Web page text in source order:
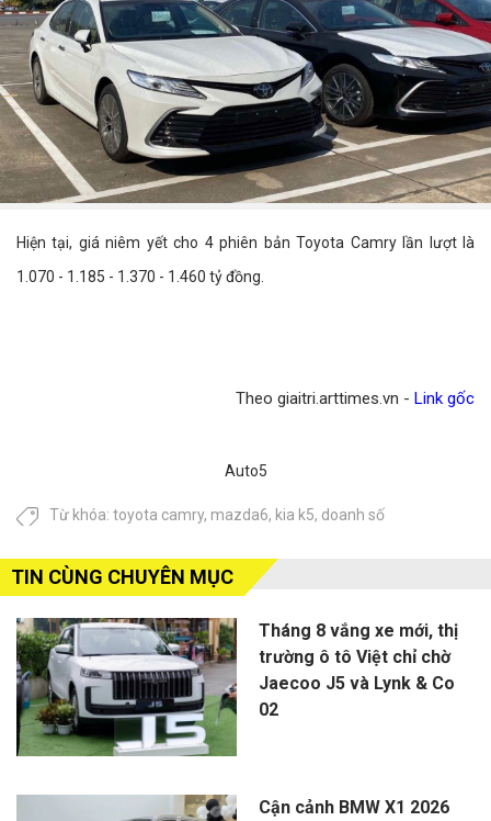
Hiện tại, giá niêm yết cho 4 phiên bản Toyota Camry lần lượt là
1.070 - 1.185 - 1.370 - 1.460 tỷ đồng.
Theo giaitri.arttimes.vn - Link gốc
Auto5
Từ khóa: toyota camry, mazda6, kia k5, doanh số
TIN CÙNG CHUYÊN MỤC
Tháng 8 vắng xe mới, thị
trường ô tô Việt chỉ chờ
Jaecoo J5 và Lynk & Co
02
Cận cảnh BMW X1 2026